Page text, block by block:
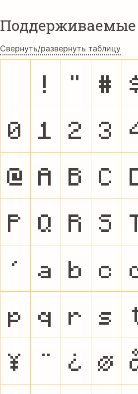
Свернуть/развернуть таблицу
! " #
0
1 2 3
@
A B C
P
Q R S
`
a b c
p
q r s
¥
¨ ¿ Ø